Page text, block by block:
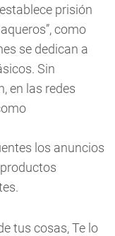
prisión
como
se dedican a
Sin
en las redes
los anuncios
tus cosas, Te lo